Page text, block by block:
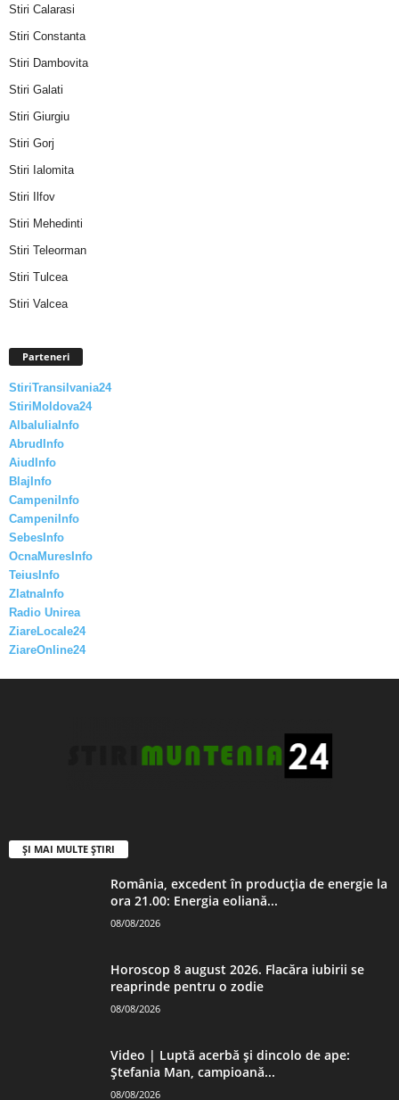
Stiri Calarasi
Stiri Constanta
Stiri Dambovita
Stiri Galati
Stiri Giurgiu
Stiri Gorj
Stiri Ialomita
Stiri Ilfov
Stiri Mehedinti
Stiri Teleorman
Stiri Tulcea
Stiri Valcea
Parteneri
StiriTransilvania24
StiriMoldova24
AlbaIuliaInfo
AbrudInfo
AiudInfo
BlajInfo
CampeniInfo
CampeniInfo
SebesInfo
OcnaMuresInfo
TeiusInfo
ZlatnaInfo
Radio Unirea
ZiareLocale24
ZiareOnline24
ȘI MAI MULTE ȘTIRI
România, excedent în producția de energie la
ora 21.00: Energia eoliană...
08/08/2026
Horoscop 8 august 2026. Flacăra iubirii se
reaprinde pentru o zodie
08/08/2026
Video | Luptă acerbă și dincolo de ape:
Ștefania Man, campioană...
08/08/2026